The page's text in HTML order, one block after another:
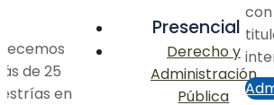
de 25
en
Presencial
Derecho y
Administración
Pública